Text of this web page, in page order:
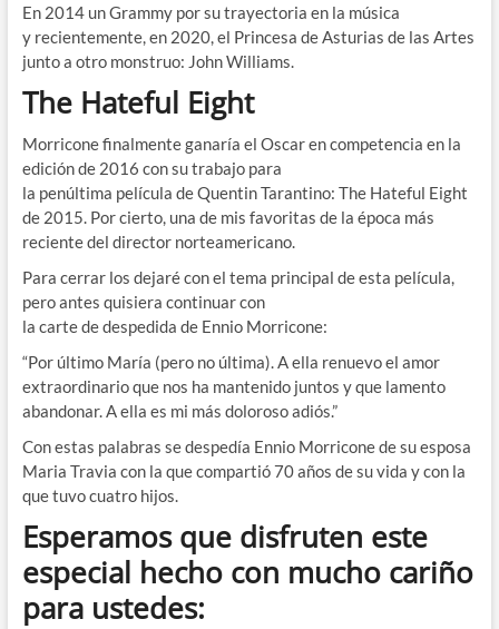
En 2014 un Grammy por su trayectoria en la música
y recientemente, en 2020, el Princesa de Asturias de las Artes
junto a otro monstruo: John Williams.
The Hateful Eight
Morricone finalmente ganaría el Oscar en competencia en la
edición de 2016 con su trabajo para
la penúltima película de Quentin Tarantino: The Hateful Eight
de 2015. Por cierto, una de mis favoritas de la época más
reciente del director norteamericano.
Para cerrar los dejaré con el tema principal de esta película,
pero antes quisiera continuar con
la carte de despedida de Ennio Morricone:
“Por último María (pero no última). A ella renuevo el amor
extraordinario que nos ha mantenido juntos y que lamento
abandonar. A ella es mi más doloroso adiós.”
Con estas palabras se despedía Ennio Morricone de su esposa
Maria Travia con la que compartió 70 años de su vida y con la
que tuvo cuatro hijos.
Esperamos que disfruten este
especial hecho con mucho cariño
para ustedes: